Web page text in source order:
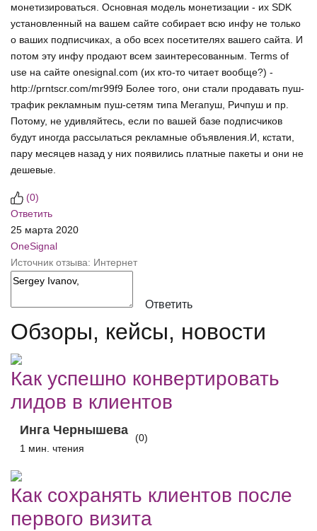
монетизироваться. Основная модель монетизации - их SDK
установленный на вашем сайте собирает всю инфу не только
о ваших подписчиках, а обо всех посетителях вашего сайта. И
потом эту инфу продают всем заинтересованным. Terms of
use на сайте onesignal.com (их кто-то читает вообще?) -
http://prntscr.com/mr99f9 Более того, они стали продавать пуш-
трафик рекламным пуш-сетям типа Мегапуш, Ричпуш и пр.
Потому, не удивляйтесь, если по вашей базе подписчиков
будут иногда рассылаться рекламные объявления.И, кстати,
пару месяцев назад у них появились платные пакеты и они не
дешевые.
(0)
Ответить
25 марта 2020
OneSignal
Источник отзыва: Интернет
Ответить
Обзоры, кейсы, новости
Как успешно конвертировать
лидов в клиентов
Инга Чернышева
1 мин. чтения
(0)
Как сохранять клиентов после
первого визита